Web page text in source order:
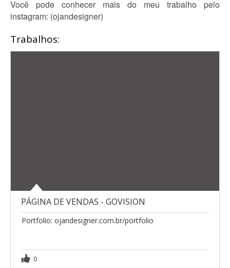
Você pode conhecer mais do meu trabalho pelo
instagram: (ojandesigner)
Trabalhos:
PÁGINA DE VENDAS - GOVISION
Portfolio: ojandesigner.com.br/portfolio
0